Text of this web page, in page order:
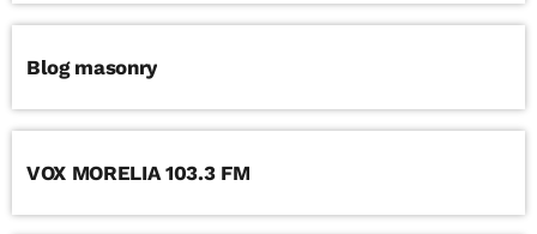
Blog masonry
VOX MORELIA 103.3 FM